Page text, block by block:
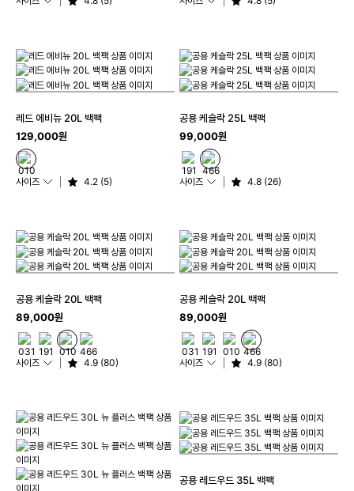
레드 에비뉴 20L 백팩
129,000원
사이즈 4.2 (5)
공용 케슬락 25L 백팩
99,000원
사이즈 4.8 (26)
공용 케슬락 20L 백팩
89,000원
사이즈 4.9 (80)
공용 케슬락 20L 백팩
89,000원
사이즈 4.9 (80)
공용 레드우드 35L 백팩